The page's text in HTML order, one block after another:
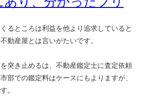
るところは利益を他より追求していると
動産屋とは言いがたいです。
突き止めるは、不動産鑑定士に査定依頼
部での鑑定料はケースにもよりますが、
。